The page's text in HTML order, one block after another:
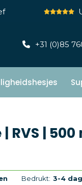
+31 (0)85
| 500
Bedrukt: 3-4